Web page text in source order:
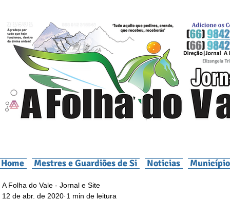
Home Mestres e Guardiões de Si Noticias
A Folha do Vale - Jornal e Site
12 de abr. de 2020 1 min de leitura